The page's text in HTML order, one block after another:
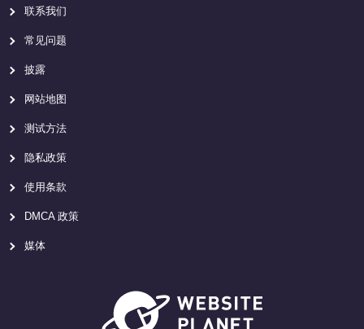
联系我们
常见问题
披露
网站地图
测试方法
隐私政策
使用条款
DMCA 政策
媒体